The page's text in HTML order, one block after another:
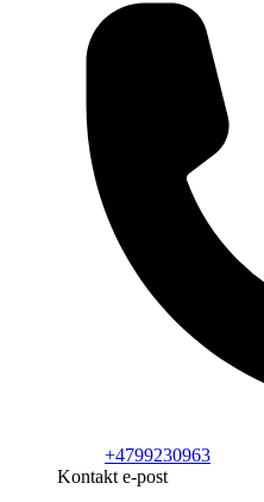
+4799230963
Kontakt e-post